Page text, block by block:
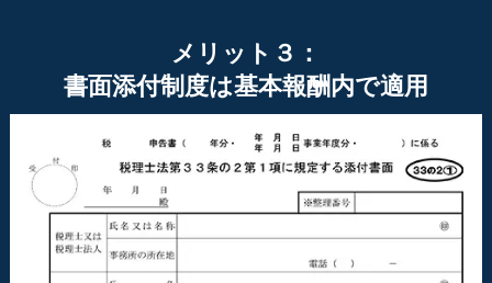
メリット３：
書面添付制度は基本報酬内で適用